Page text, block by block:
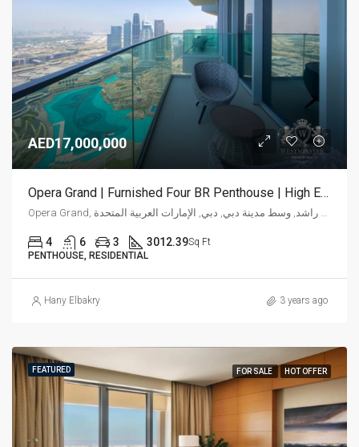
AED17,000,000
Opera Grand | Furnished Four BR Penthouse | High End
Opera Grand, شارع الشيخ محمد بن راشد, وسط مدينة دبي, دبي, الإمارات العربية المتحدة
4 6 3 3012.39Sq Ft
PENTHOUSE, RESIDENTIAL
Hany Elbakry 3 years ago
FEATURED FOR SALE HOT OFFER